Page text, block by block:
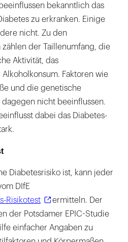
bekanntlich das
zu erkranken. Einige
nicht. Zu den
der Taillenumfang, die
Aktivität, das
Faktoren wie
und die genetische
dagegen nicht beeinflussen.
dabei das Diabetes-
Diabetesrisiko ist, kann jeder
DIfE
Risikotest
ermitteln. Der
der Potsdamer EPIC-Studie
einfacher Angaben zu